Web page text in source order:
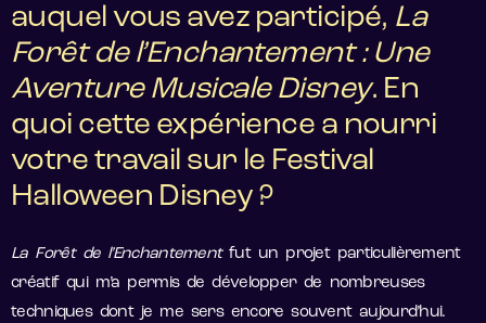
auquel vous avez participé, La
Forêt de l’Enchantement : Une
Aventure Musicale Disney. En
quoi cette expérience a nourri
votre travail sur le Festival
Halloween Disney ?
La Forêt de l’Enchantementfut un projet particulièrement
créatif qui m’a permis de développer de nombreuses
techniques dont je me sers encore souvent aujourd’hui.